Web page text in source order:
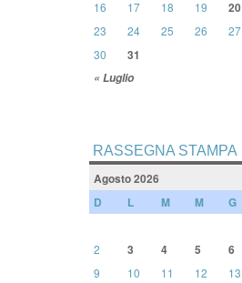
« Luglio
16
17 18 19 20
23
24 25 26 27
30
31
RASSEGNA STAMPA
Agosto 2026
D
L M M G
2
3 4 5 6
9
10 11 12 13